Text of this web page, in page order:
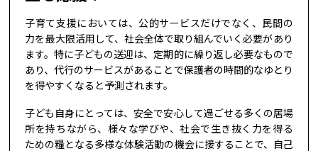
子育て支援においては、公的サービスだけでなく、民間の
力を最大限活用して、社会全体で取り組んでいく必要があり
ます。特に子どもの送迎は、定期的に繰り返し必要なもので
あり、代行のサービスがあることで保護者の時間的なゆとり
を得やすくなると予測されます。
子ども自身にとっては、安全で安心して過ごせる多くの居場
所を持ちながら、様々な学びや、社会で生き抜く力を得る
ための糧となる多様な体験活動の機会に接することで、自己